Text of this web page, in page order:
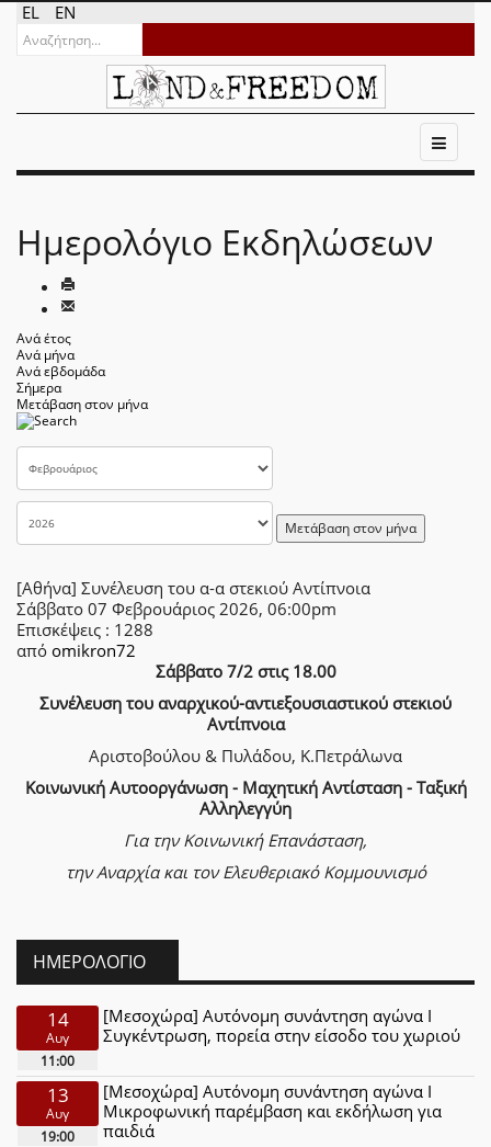
EL EN
Ημερολόγιο Εκδηλώσεων
Ανά έτος
Ανά μήνα
Ανά εβδομάδα
Σήμερα
Μετάβαση στον μήνα
Μετάβαση στον μήνα
[Αθήνα] Συνέλευση του α-α στεκιού Αντίπνοια
Σάββατο 07 Φεβρουάριος 2026, 06:00pm
Επισκέψεις : 1288
από omikron72
Σάββατο 7/2 στις 18.00
Συνέλευση του αναρχικού-αντιεξουσιαστικού στεκιού
Αντίπνοια
Αριστοβούλου & Πυλάδου, Κ.Πετράλωνα
Κοινωνική Αυτοοργάνωση - Μαχητική Αντίσταση - Ταξική
Αλληλεγγύη
Για την Κοινωνική Επανάσταση,
την Αναρχία και τον Ελευθεριακό Κομμουνισμό
ΗΜΕΡΟΛΌΓΙΟ
14
Αυγ
11:00
[Μεσοχώρα] Αυτόνομη συνάντηση αγώνα Ι
Συγκέντρωση, πορεία στην είσοδο του χωριού
13
Αυγ
19:00
[Μεσοχώρα] Αυτόνομη συνάντηση αγώνα Ι
Μικροφωνική παρέμβαση και εκδήλωση για
παιδιά